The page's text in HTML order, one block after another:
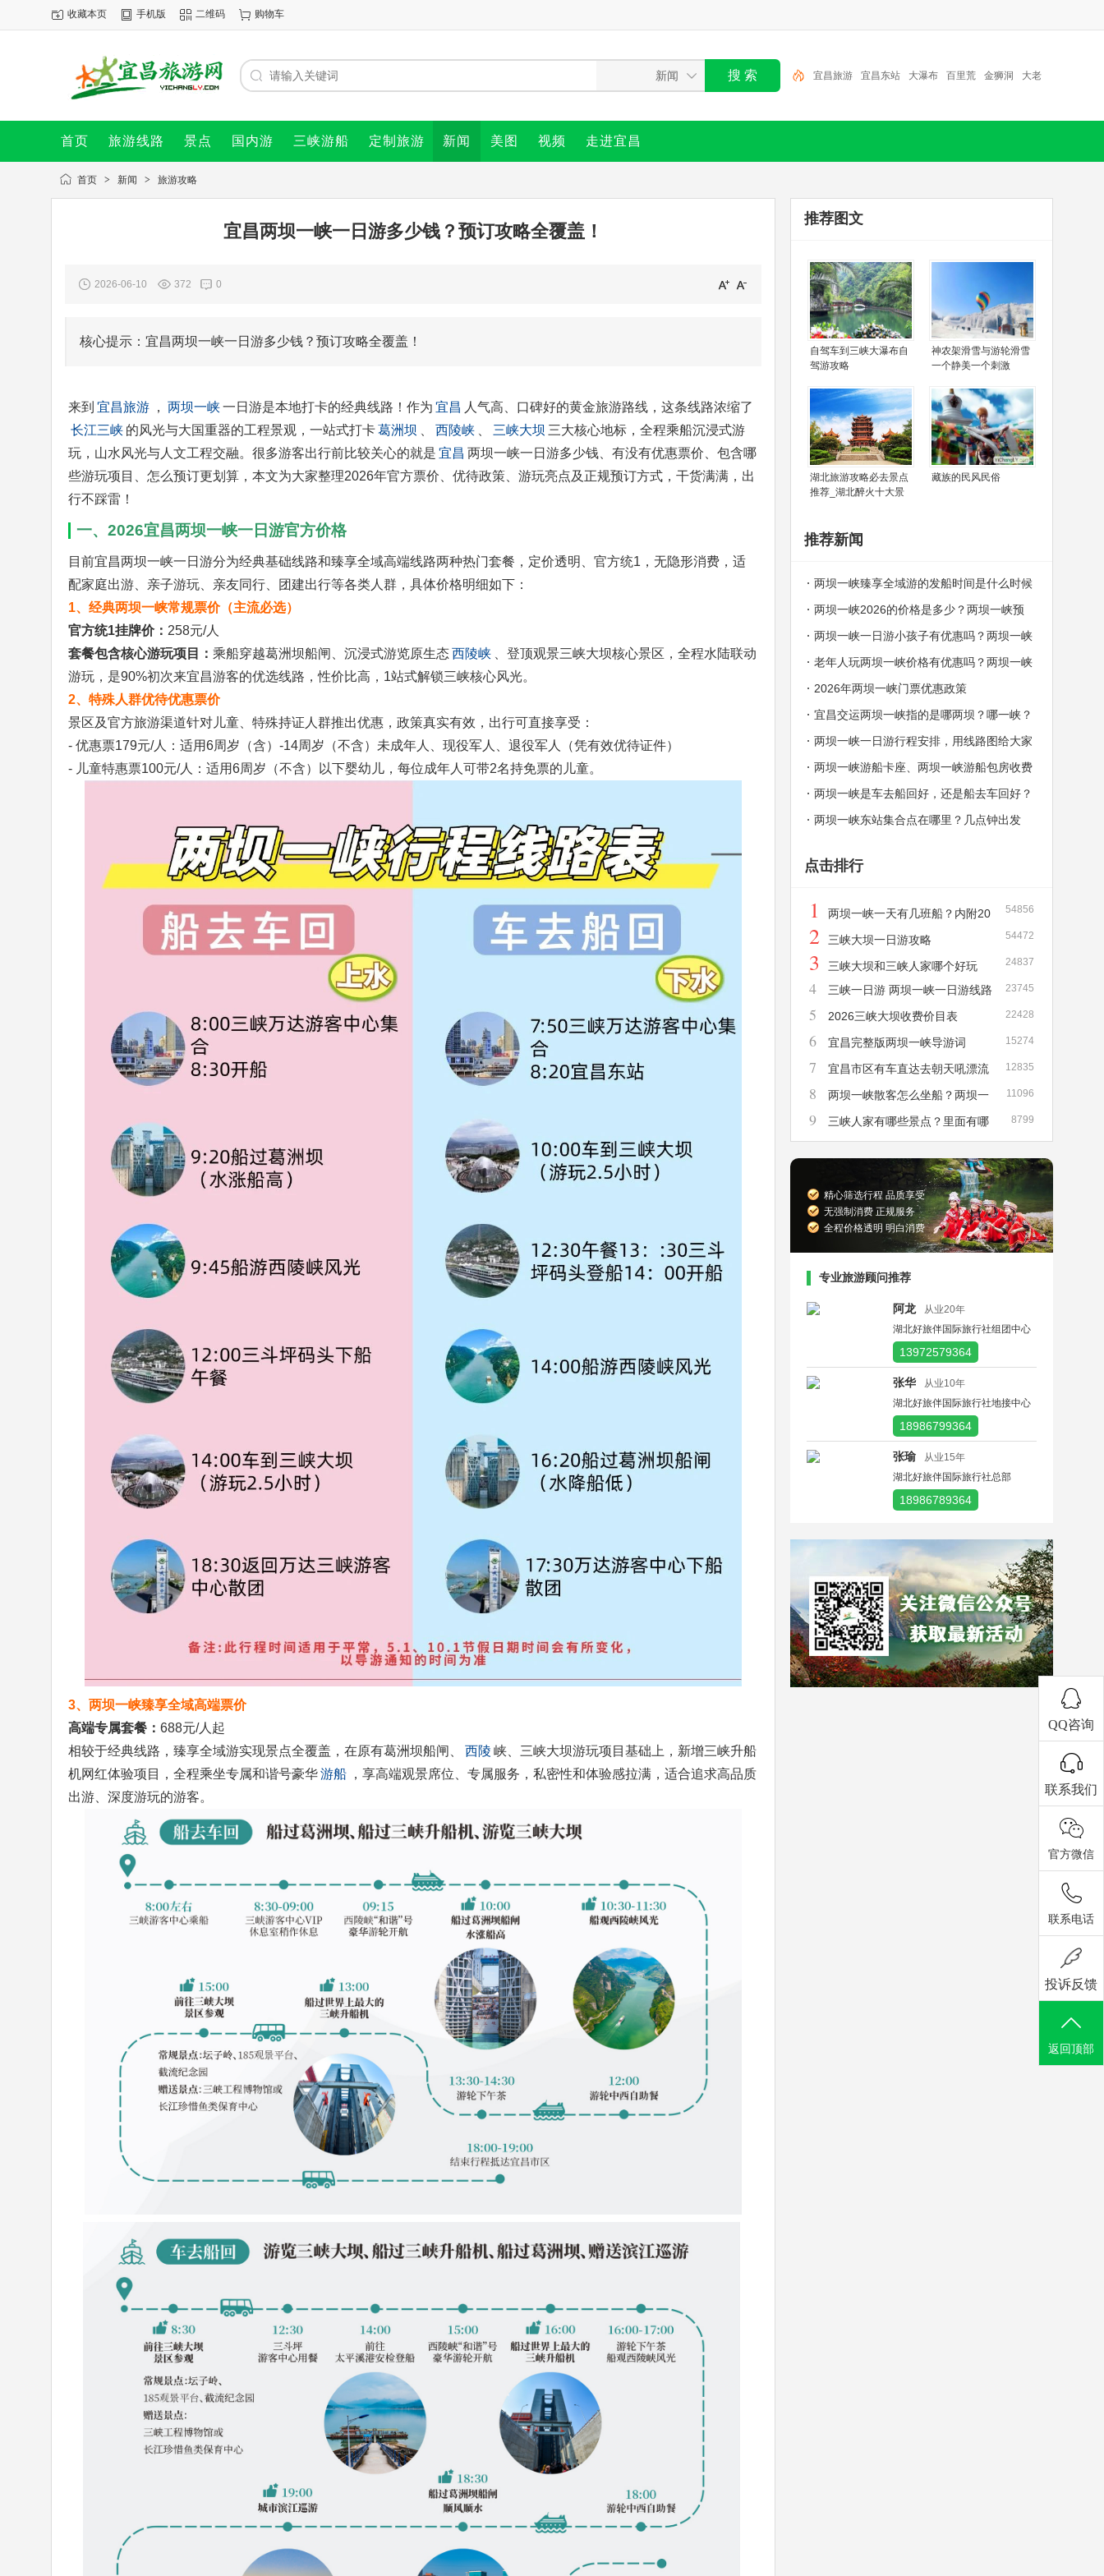
收藏本页 手机版 二维码 购物车
宜昌旅游 宜昌东站 大瀑布 百里荒 金狮洞 大老
首页 旅游线路 景点 国内游 三峡游船 定制旅游 新闻 美图 视频 走进宜昌
首页 > 新闻 > 旅游攻略
宜昌两坝一峡一日游多少钱？预订攻略全覆盖！
2026-06-10 372 0
核心提示：宜昌两坝一峡一日游多少钱？预订攻略全覆盖！
来到 宜昌旅游 ， 两坝一峡一日游是本地打卡的经典线路！作为 宜昌 人气高、口碑好的黄金旅游路线，这条线路浓缩了
长江三峡 的风光与大国重器的工程景观，一站式打卡葛洲坝 西陵峡 三峡大坝 三大核心地标，全程乘船沉浸式游
玩，山水风光与人文工程交融。很多游客出行前比较关心的就是 宜昌 两坝一峡一日游多少钱、有没有优惠票价、包含哪
些游玩项目、怎么预订更划算，本文为大家整理2026年官方票价、优待政策、游玩亮点及正规预订方式，干货满满，出
行不踩雷！
一、2026宜昌两坝一峡一日游官方价格
目前宜昌两坝一峡一日游分为经典基础线路和臻享全域高端线路两种热门套餐，定价透明、官方统1，无隐形消费，适
配家庭出游、亲子游玩、亲友同行、团建出行等各类人群，具体价格明细如下：
1、经典两坝一峡常规票价（主流必选）
官方统1挂牌价： 258元/人
套餐包含核心游玩项目： 乘船穿越葛洲坝船闸、沉浸式游览原生态西陵峡
、登顶观景三峡大坝核心景区，全程水陆联动
游玩，是90%初次来宜昌游客的优选线路，性价比高，1站式解锁三峡核心风光。
2、特殊人群优待优惠票价
景区及官方旅游渠道针对儿童、特殊持证人群推出优惠，政策真实有效，出行可直接享受：
- 优惠票179元/人：适用6周岁（含）-14周岁（不含）未成年人、现役军人、退役军人（凭有效优待证件）
- 儿童特惠票100元/人：适用6周岁（不含）以下婴幼儿，每位成年人可带2名持免票的儿童。
3、两坝一峡臻享全域高端票价
高端专属套餐： 688元/人起
相较于经典线路，臻享全域游实现景点全覆盖，在原有葛洲坝船闸、
西陵 峡、三峡大坝游玩项目基础上，新增三峡升船
机网红体验项目，全程乘坐专属和谐号豪华游船 ，享高端观景席位、专属服务，私密性和体验感拉满，适合追求高品质
出游、深度游玩的游客。
推荐图文
自驾车到三峡大瀑布自
驾游攻略
神农架滑雪与游轮滑雪
一个静美一个刺激
湖北旅游攻略必去景点
推荐_湖北醉火十大景
藏族的民风民俗
推荐新闻
两坝一峡臻享全域游的发船时间是什么时候
两坝一峡2026的价格是多少？两坝一峡预
订中心电话
两坝一峡一日游小孩子有优惠吗？两坝一峡
哪些人群可以免费？
老年人玩两坝一峡价格有优惠吗？两坝一峡
老年人价格
2026年两坝一峡门票优惠政策
宜昌交运两坝一峡指的是哪两坝？哪一峡？
一天有几班？
两坝一峡一日游行程安排，用线路图给大家
解释，秒懂！
两坝一峡游船卡座、两坝一峡游船包房收费
价格和介绍
两坝一峡是车去船回好，还是船去车回好？
两坝一峡东站集合点在哪里？几点钟出发
点击排行
54856
1
两坝一峡一天有几班船？内附20
26年新版两坝一峡游船时刻表！
54472
2 三峡大坝一日游攻略
24837
3 三峡大坝和三峡人家哪个好玩
23745
4
三峡一日游 两坝一峡一日游线路
详解
22428
5 2026三峡大坝收费价目表
15274
6 宜昌完整版两坝一峡导游词
12835
7
宜昌市区有车直达去朝天吼漂流
吗？需要多长时间？多少钱？
11096
8
两坝一峡散客怎么坐船？两坝一
峡散客船票在哪里买
8799
9
三峡人家有哪些景点？里面有哪
精心筛选行程 品质享受
无强制消费 正规服务
全程价格透明 明白消费
专业旅游顾问推荐
阿龙
从业20年
湖北好旅伴国际旅行社组团中心
13972579364
张华
从业10年
湖北好旅伴国际旅行社地接中心
18986799364
张瑜
从业15年
湖北好旅伴国际旅行社总部
18986789364
QQ咨询
联系我们
官方微信
联系电话
投诉反馈
返回顶部